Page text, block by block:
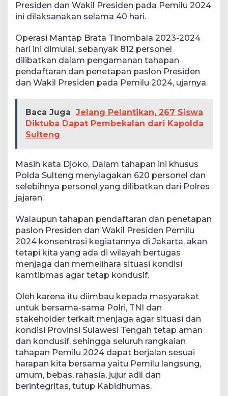
Presiden dan Wakil Presiden pada Pemilu 2024
ini dilaksanakan selama 40 hari.
Operasi Mantap Brata Tinombala 2023-2024
hari ini dimulai, sebanyak 812 personel
dilibatkan dalam pengamanan tahapan
pendaftaran dan penetapan paslon Presiden
dan Wakil Presiden pada Pemilu 2024, ujarnya.
Baca Juga Jelang Pelantikan, 267 Siswa
Diktuba Dapat Pembekalan dari Kapolda
Sulteng
Masih kata Djoko, Dalam tahapan ini khusus
Polda Sulteng menyiagakan 620 personel dan
selebihnya personel yang dilibatkan dari Polres
jajaran.
Walaupun tahapan pendaftaran dan penetapan
paslon Presiden dan Wakil Presiden Pemilu
2024 konsentrasi kegiatannya di Jakarta, akan
tetapi kita yang ada di wilayah bertugas
menjaga dan memelihara situasi kondisi
kamtibmas agar tetap kondusif.
Oleh karena itu diimbau kepada masyarakat
untuk bersama-sama Polri, TNI dan
stakeholder terkait menjaga agar situasi dan
kondisi Provinsi Sulawesi Tengah tetap aman
dan kondusif, sehingga seluruh rangkaian
tahapan Pemilu 2024 dapat berjalan sesuai
harapan kita bersama yaitu Pemilu langsung,
umum, bebas, rahasia, jujur adil dan
berintegritas, tutup Kabidhumas.